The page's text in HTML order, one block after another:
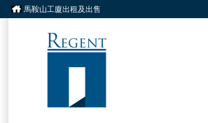
馬鞍山工廈出租及出售